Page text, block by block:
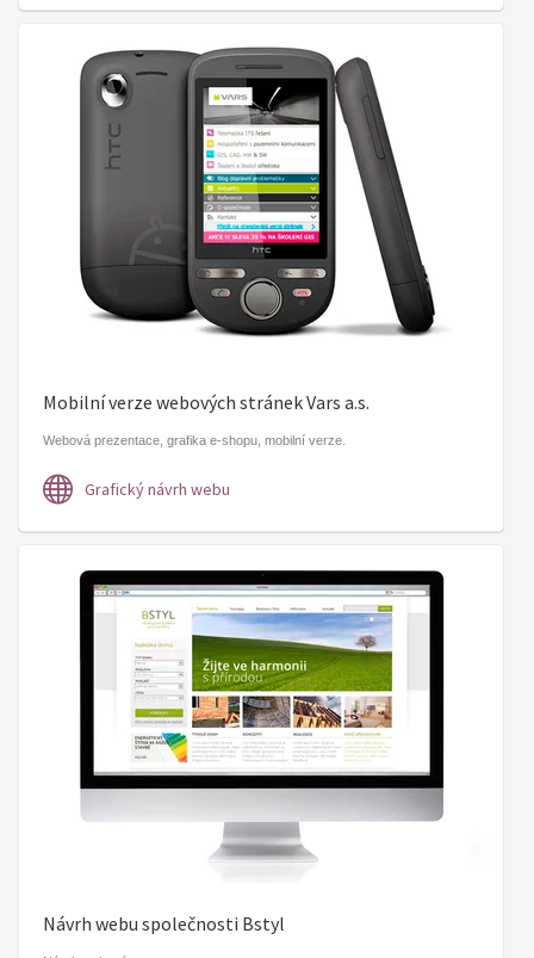
Mobilní verze webových stránek Vars a.s.
Webová prezentace, grafika e-shopu, mobilní verze.
Grafický návrh webu
Návrh webu společnosti Bstyl